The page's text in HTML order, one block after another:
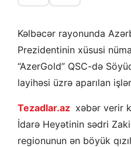
Kəlbəcər rayonunda
Prezidentinin xüsusi
“AzerGold” QSC-də
layihəsi üzrə aparılan
Tezadlar.az xəbər verir
İdarə Heyətinin sədri
regionunun ən böyük